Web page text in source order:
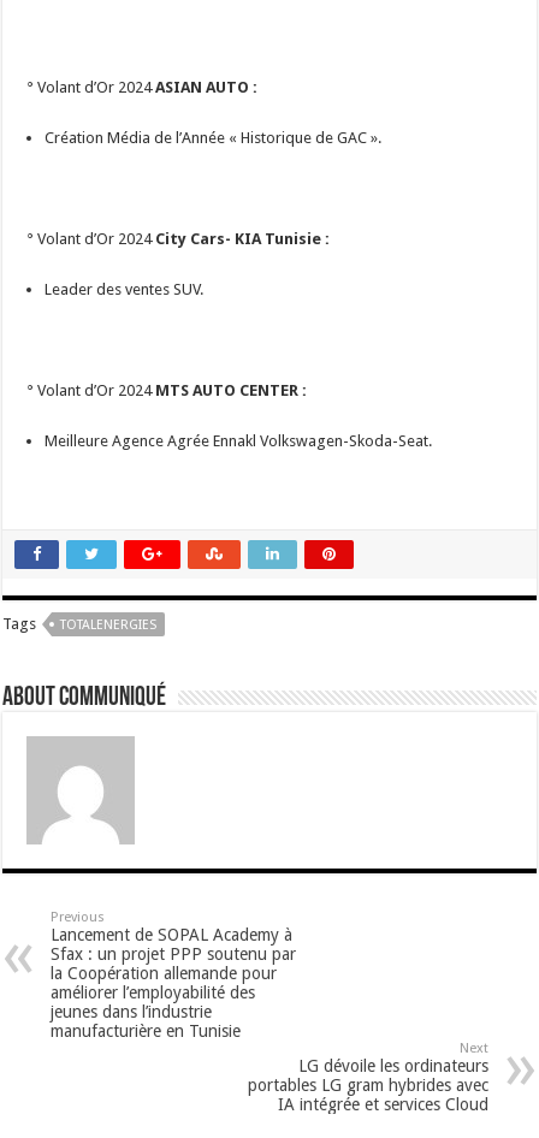
° Volant d’Or 2024ASIAN AUTO :
Création Média de l’Année « Historique de GAC ».
° Volant d’Or 2024 City Cars- KIA Tunisie :
Leader des ventes SUV.
° Volant d’Or 2024 MTS AUTO CENTER :
Meilleure Agence Agrée Ennakl Volkswagen-Skoda-Seat.
Tags TOTALENERGIES
About Communiqué
Previous
Lancement de SOPAL Academy à
Sfax : un projet PPP soutenu par
la Coopération allemande pour
améliorer l’employabilité des
jeunes dans l’industrie
manufacturière en Tunisie
Next
LG dévoile les ordinateurs
portables LG gram hybrides avec
IA intégrée et services Cloud